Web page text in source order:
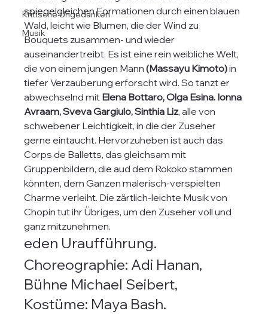
Kritische Ungedanken
Musik
spiegelgleichen Formationen durch einen blauen
Wald, leicht wie Blumen, die der Wind zu
Bouquets zusammen- und wieder
auseinandertreibt. Es ist eine rein weibliche Welt,
die von einem jungen Mann (Massayu Kimoto) in
tiefer Verzauberung erforscht wird. So tanzt er
abwechselnd mit Elena Bottaro, Olga Esina. Ionna
Avraam, Sveva Gargiulo, Sinthia Liz, alle von
schwebener Leichtigkeit, in die der Zuseher
gerne eintaucht. Hervorzuheben ist auch das
Corps de Balletts, das gleichsam mit
Gruppenbildern, die aud dem Rokoko stammen
könnten, dem Ganzen malerisch-verspielten
Charme verleiht. Die zärtlich-leichte Musik von
Chopin tut ihr Übriges, um den Zuseher voll und
ganz mitzunehmen.
eden Uraufführung.
Choreographie: Adi Hanan,
Bühne Michael Seibert,
Kostüme: Maya Bash.